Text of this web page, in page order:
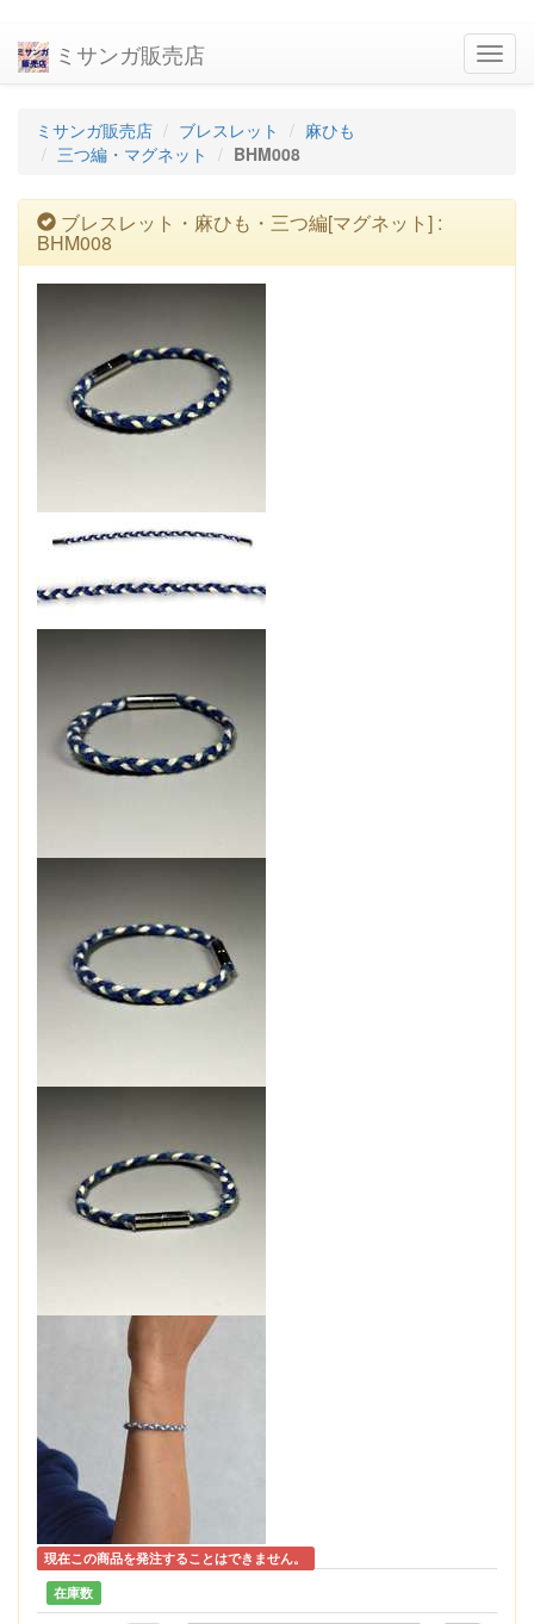
ミサンガ販売店
ミサンガ販売店 ブレスレット
麻ひも
三つ編・マグネット
BHM008
ブレスレット・麻ひも・三つ編[マグネット] :
BHM008
現在この商品を発注することはできません。
在庫数